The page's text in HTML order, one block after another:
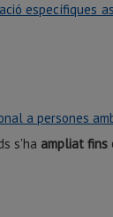
a persones
s'ha ampliat fins